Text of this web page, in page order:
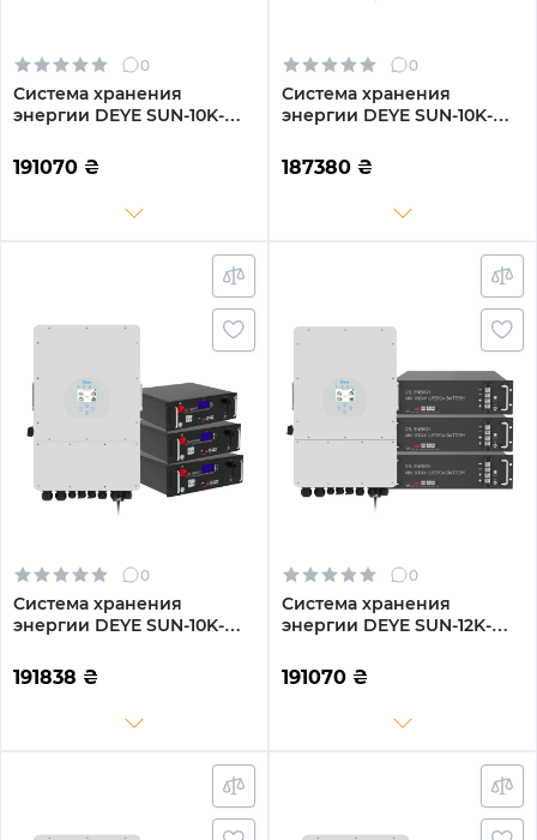
0
Система хранения
энергии DEYE SUN-10K-
LFP-W 10kW 15.36kWh
3BAT LiFePO4 6500 циклов
191070 ₴
0
Система хранения
энергии DEYE SUN-10K-
10kW 14.4kWh 3BAT
LiFePO4 6500 циклов
187380 ₴
0
Система хранения
энергии DEYE SUN-10K-
10kW 15.36kWh 3BAT
LiFePO4 6500 циклов
191838 ₴
0
Система хранения
энергии DEYE SUN-12K-
LFP 12kW 14.4kWh 3BAT
LiFePO4 6500 циклов
191070 ₴